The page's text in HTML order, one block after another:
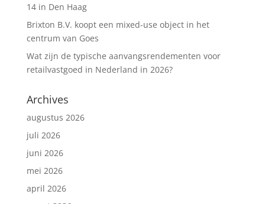
14 in Den Haag
Brixton B.V. koopt een mixed-use object in het
centrum van Goes
Wat zijn de typische aanvangsrendementen voor
retailvastgoed in Nederland in 2026?
Archives
augustus 2026
juli 2026
juni 2026
mei 2026
april 2026